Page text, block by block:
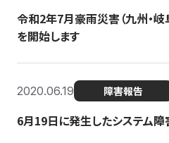
令和2年7月豪雨災害（九州・
を開始します
2020.06.19 障害報告
6月19日に発生したシステム障